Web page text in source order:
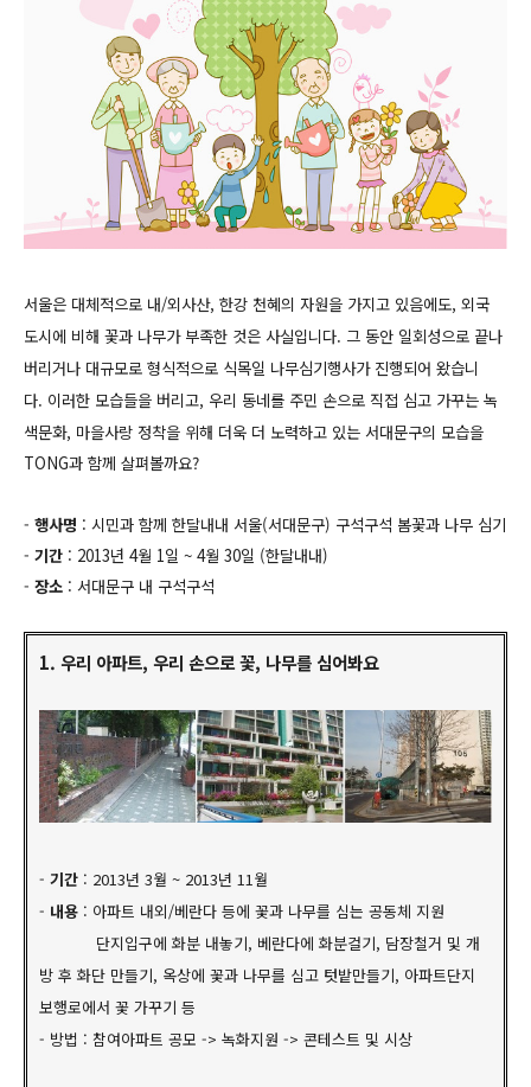
서울은 대체적으로 내/외사산, 한강 천혜의 자원을 가지고 있음에도, 외국
도시에 비해 꽃과 나무가 부족한 것은 사실입니다. 그 동안 일회성으로 끝나
버리거나 대규모로 형식적으로 식목일 나무심기행사가 진행되어 왔습니
다. 이러한 모습들을 버리고, 우리 동네를 주민 손으로 직접 심고 가꾸는 녹
색문화, 마을사랑 정착을 위해 더욱 더 노력하고 있는 서대문구의 모습을
TONG과 함께 살펴볼까요?
- 행사명 : 시민과 함께 한달내내 서울(서대문구) 구석구석 봄꽃과 나무 심기
- 기간 : 2013년 4월 1일 ~ 4월 30일 (한달내내)
- 장소 : 서대문구 내 구석구석
1. 우리 아파트, 우리 손으로 꽃, 나무를 심어봐요
- 기간 : 2013년 3월 ~ 2013년 11월
- 내용 : 아파트 내외/베란다 등에 꽃과 나무를 심는 공동체 지원
단지입구에 화분 내놓기, 베란다에 화분걸기, 담장철거 및 개
방 후 화단 만들기, 옥상에 꽃과 나무를 심고 텃밭만들기, 아파트단지
보행로에서 꽃 가꾸기 등
- 방법 : 참여아파트 공모 -> 녹화지원 -> 콘테스트 및 시상